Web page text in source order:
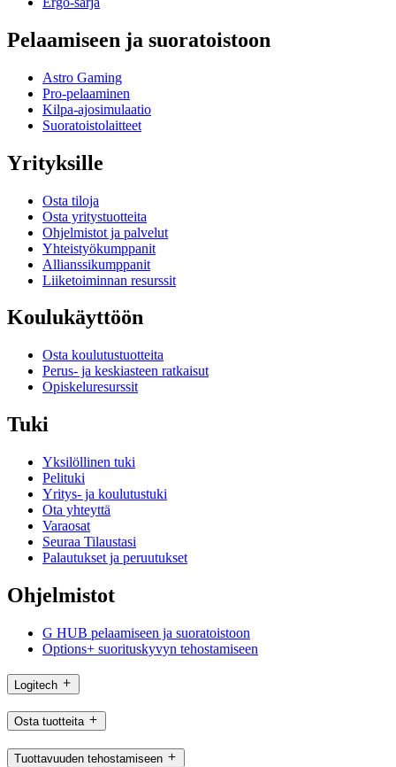
Pelaamiseen ja suoratoistoon
Astro Gaming
Pro-pelaaminen
Kilpa-ajosimulaatio
Suoratoistolaitteet
Yrityksille
Osta tiloja
Osta yritystuotteita
Ohjelmistot ja palvelut
Yhteistyökumppanit
Allianssikumppanit
Liiketoiminnan resurssit
Koulukäyttöön
Osta koulutustuotteita
Perus- ja keskiasteen ratkaisut
Opiskeluresurssit
Tuki
Yksilöllinen tuki
Pelituki
Yritys- ja koulutustuki
Ota yhteyttä
Varaosat
Seuraa Tilaustasi
Palautukset ja peruutukset
Ohjelmistot
G HUB pelaamiseen ja suoratoistoon
Options+ suorituskyvyn tehostamiseen
Logitech
Osta tuotteita
Tuottavuuden tehostamiseen